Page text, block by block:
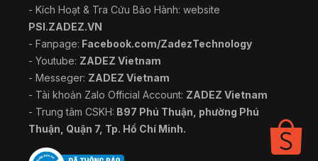
- Kích Hoạt & Tra Cứu Bảo Hành: website
PSI.ZADEZ.VN
- Fanpage: Facebook.com/ZadezTechnology
- Youtube: ZADEZ Vietnam
- Messeger: ZADEZ Vietnam
- Tài khoản Zalo Official Account: ZADEZ Vietnam
- Trung tâm CSKH: B97 Phú Thuận, phường Phú
Thuận, Quận 7, Tp. Hồ Chí Minh.